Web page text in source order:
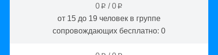
0 p /0 p
от 15 до 19 человек в группе
сопровождающих бесплатно: 0